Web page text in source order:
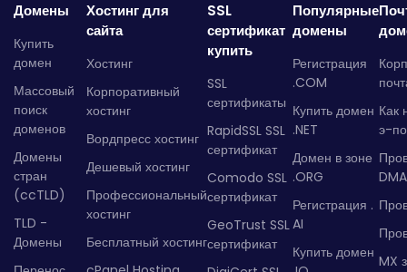
Домены
Купить
домен
Массовый
поиск
доменов
Домены
стран
(ccTLD)
TLD -
Домены
Хостинг для
сайта
Хостинг
Корпоративный
хостинг
Вордпресс хостинг
Дешевый хостинг
Профессиональный
хостинг
Бесплатный хостинг
SSL
сертификат
купить
SSL
сертификаты
RapidSSL SSL
сертификат
Comodo SSL
сертификат
GeoTrust SSL
сертификат
Популярные
домены
Регистрация
.COM
Купить домен
.NET
Домен в зоне
.ORG
Регистрация .
AI
Купить домен
Как
э-
MX